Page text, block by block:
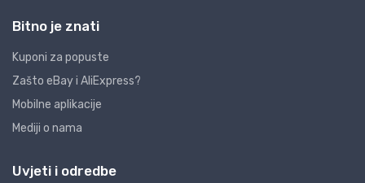
Bitno je znati
Kuponi za popuste
Zašto eBay i AliExpress?
Mobilne aplikacije
Mediji o nama
Uvjeti i odredbe